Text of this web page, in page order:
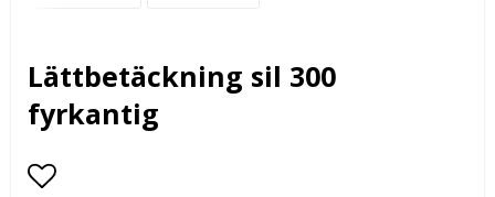
Lättbetäckning sil 300
fyrkantig